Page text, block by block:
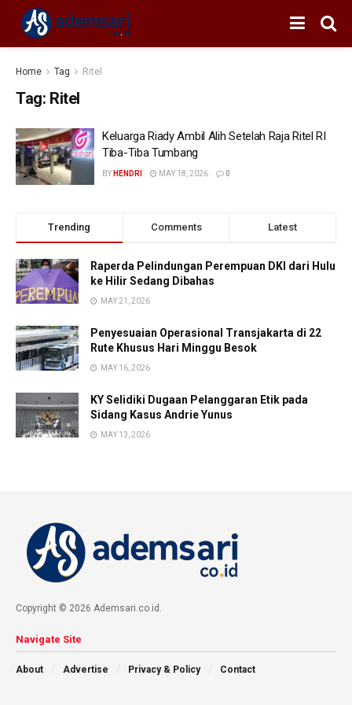
Home Tag Ritel
Tag: Ritel
Keluarga Riady Ambil Alih Setelah Raja Ritel RI
Tiba-Tiba Tumbang
BY HENDRI MAY 18, 2026 0
Trending Comments Latest
Raperda Pelindungan Perempuan DKI dari Hulu
ke Hilir Sedang Dibahas
MAY 21, 2026
Penyesuaian Operasional Transjakarta di 22
Rute Khusus Hari Minggu Besok
MAY 16, 2026
KY Selidiki Dugaan Pelanggaran Etik pada
Sidang Kasus Andrie Yunus
MAY 13, 2026
Copyright © 2026 Ademsari.co.id.
Navigate Site
About Advertise Privacy & Policy Contact